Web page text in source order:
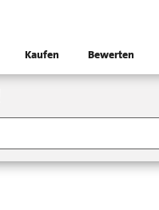
Kaufen Bewerten